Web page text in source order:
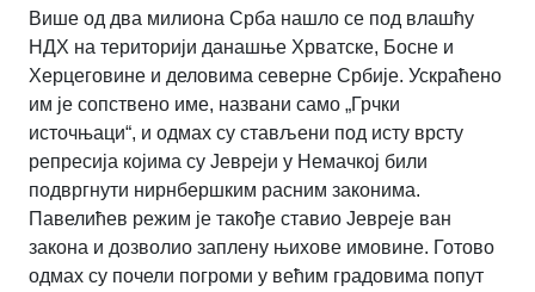
Више од два милиона Срба нашло се под влашћу
НДХ на територији данашње Хрватске, Босне и
Херцеговине и деловима северне Србије. Ускраћено
им је сопствено име, названи само „Грчки
источњаци“, и одмах су стављени под исту врсту
репресија којима су Јевреји у Немачкој били
подвргнути нирнбершким расним законима.
Павелићев режим је такође ставио Јевреје ван
закона и дозволио заплену њихове имовине. Готово
одмах су почели погроми у већим градовима попут